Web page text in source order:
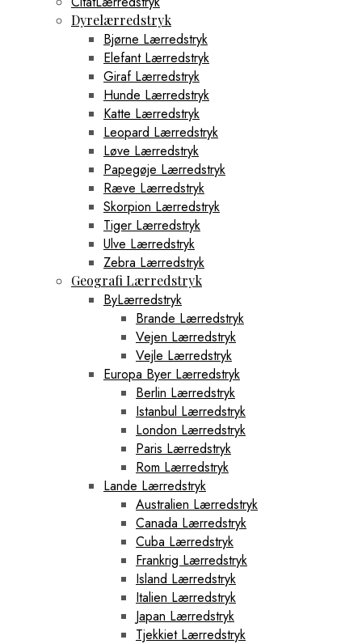
Dyrelærredstryk
Bjørne Lærredstryk
Elefant Lærredstryk
Giraf Lærredstryk
Hunde Lærredstryk
Katte Lærredstryk
Leopard Lærredstryk
Løve Lærredstryk
Papegøje Lærredstryk
Ræve Lærredstryk
Skorpion Lærredstryk
Tiger Lærredstryk
Ulve Lærredstryk
Zebra Lærredstryk
Geografi Lærredstryk
ByLærredstryk
Brande Lærredstryk
Vejen Lærredstryk
Vejle Lærredstryk
Europa Byer Lærredstryk
Berlin Lærredstryk
Istanbul Lærredstryk
London Lærredstryk
Paris Lærredstryk
Rom Lærredstryk
Lande Lærredstryk
Australien Lærredstryk
Canada Lærredstryk
Cuba Lærredstryk
Frankrig Lærredstryk
Island Lærredstryk
Italien Lærredstryk
Japan Lærredstryk
Tjekkiet Lærredstryk